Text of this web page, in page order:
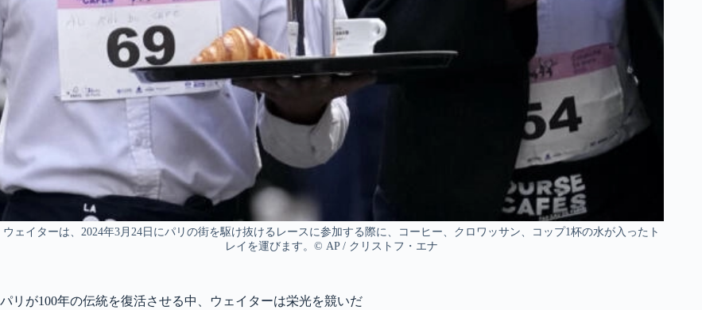
ウェイターは、2024年3月24日にパリの街を駆け抜けるレースに参加する際に、コーヒー、クロワッサン、コップ1杯の水が入ったト
レイを運びます。© AP / クリストフ・エナ
パリが100年の伝統を復活させる中、ウェイターは栄光を競いだ